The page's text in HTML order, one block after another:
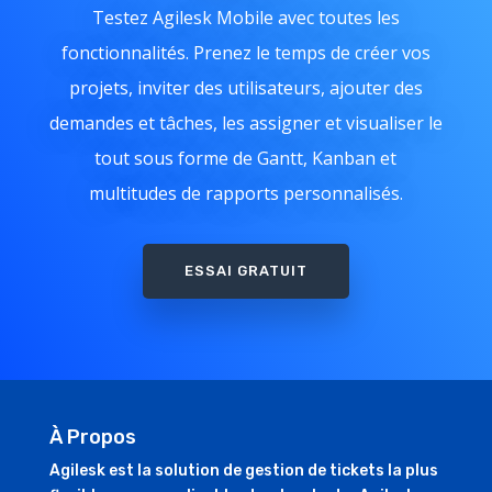
Testez Agilesk Mobile avec toutes les
fonctionnalités. Prenez le temps de créer vos
projets, inviter des utilisateurs, ajouter des
demandes et tâches, les assigner et visualiser le
tout sous forme de Gantt, Kanban et
multitudes de rapports personnalisés.
ESSAI GRATUIT
À Propos
Agilesk est la solution de gestion de tickets la plus